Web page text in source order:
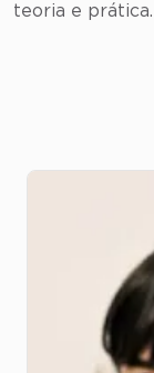
teoria e prática.